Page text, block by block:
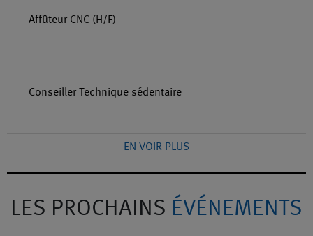
Affûteur CNC (H/F)
Conseiller Technique sédentaire
EN VOIR PLUS
LES PROCHAINS ÉVÉNEMENTS